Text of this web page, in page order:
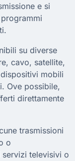
e si
su diverse
cavo, satellite,
mobili
Ove possibile,
direttamente
trasmissioni
o
servizi televisivi o